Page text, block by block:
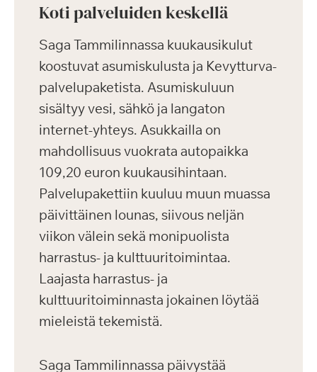
Koti palveluiden keskellä
Saga Tammilinnassa kuukausikulut
koostuvat asumiskulusta ja Kevytturva-
palvelupaketista. Asumiskuluun
sisältyy vesi, sähkö ja langaton
internet-yhteys. Asukkailla on
mahdollisuus vuokrata autopaikka
109,20 euron kuukausihintaan.
Palvelupakettiin kuuluu muun muassa
päivittäinen lounas, siivous neljän
viikon välein sekä monipuolista
harrastus- ja kulttuuritoimintaa.
Laajasta harrastus- ja
kulttuuritoiminnasta jokainen löytää
mieleistä tekemistä.
Saga Tammilinnassa päivystää